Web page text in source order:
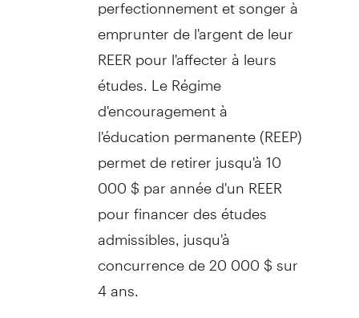
emprunter de l'argent de leur
REER pour l'affecter à leurs
études. Le Régime
d'encouragement à
l'éducation permanente (REEP)
permet de retirer jusqu'à 10
000 $ par année d'un REER
pour financer des études
admissibles, jusqu'à
concurrence de 20 000 $ sur
4 ans.